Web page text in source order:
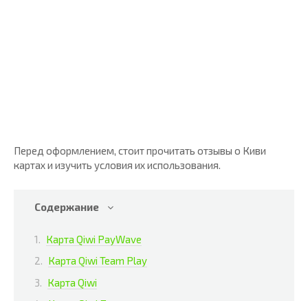
Перед оформлением, стоит прочитать отзывы о Киви
картах и изучить условия их использования.
Содержание
Карта Qiwi PayWave
Карта Qiwi Team Play
Карта Qiwi